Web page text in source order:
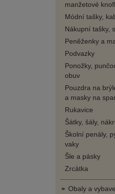
manžetové
Módní tašky,
Nákupní tašky,
Peněženky a
Podvazky
Ponožky,
obuv
Pouzdra na
a masky na
Rukavice
Šátky, šály,
Školní penály,
vaky
Šle a pásky
Zrcátka
Obaly a